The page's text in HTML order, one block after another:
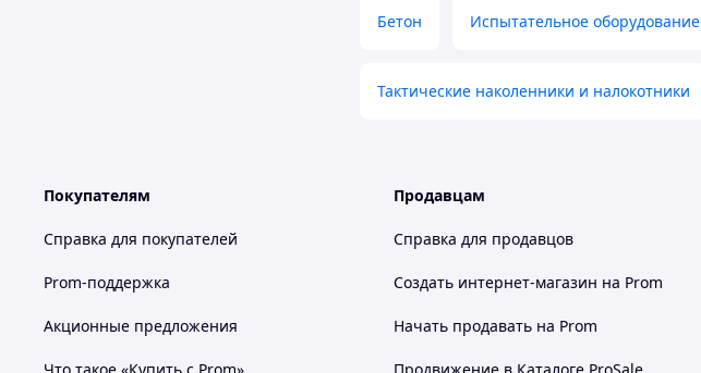
Бетон Испытательное оборудование
Тактические наколенники и налокотники
Покупателям
Справка для покупателей
Prom-поддержка
Акционные предложения
Продавцам
Справка для продавцов
Создать интернет-магазин на Prom
Начать продавать на Prom